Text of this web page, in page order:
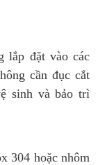
lắp đặt vào các
cần đục cắt
sinh và bảo trì
304 hoặc nhôm